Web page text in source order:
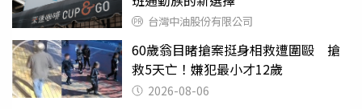
台灣中油股份有限公司
60歲翁目睹搶案挺身相救遭圍毆 搶
救5天亡！嫌犯最小才12歲
2026-08-06